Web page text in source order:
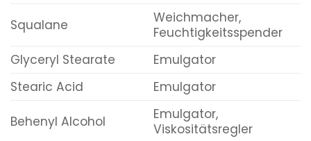
Squalane
Weichmacher,
Feuchtigkeitsspender
Glyceryl Stearate
Emulgator
Stearic Acid
Emulgator
Behenyl Alcohol
Emulgator,
Viskositätsregler